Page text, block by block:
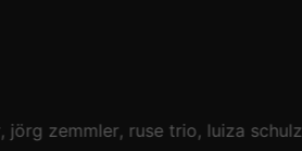
jörg zemmler ruse trio luiza schulz